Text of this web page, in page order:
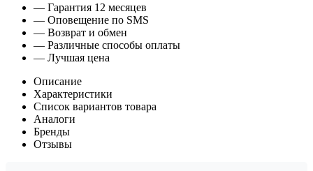
— Гарантия 12 месяцев
— Оповещение по SMS
— Возврат и обмен
— Различные способы оплаты
— Лучшая цена
Описание
Характеристики
Список вариантов товара
Аналоги
Бренды
Отзывы